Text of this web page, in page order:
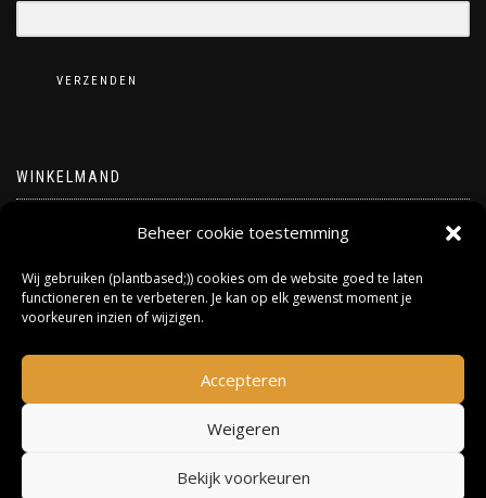
Beheer cookie toestemming
Wij gebruiken (plantbased;)) cookies om de website goed te laten
functioneren en te verbeteren. Je kan op elk gewenst moment je
voorkeuren inzien of wijzigen.
Accepteren
Weigeren
Bekijk voorkeuren
VERZENDEN
WINKELMAND
Geen producten in de winkelwagen.